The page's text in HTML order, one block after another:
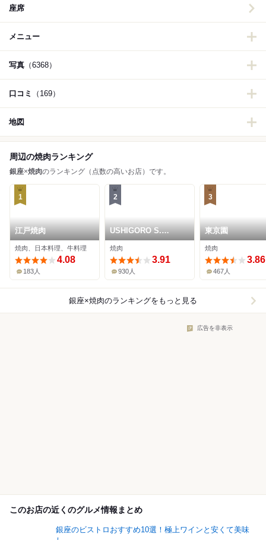
座席
メニュー
写真 （6368）
口コミ （169）
地図
周辺の焼肉ランキング
銀座×焼肉のランキング（点数の高いお店）です。
1
江戸焼肉
焼肉、日本料理、牛料理
4.08
183人
2
USHIGORO S.
GINZA
焼肉
3.91
930人
3
東京園
焼肉
3.86
467人
銀座×焼肉のランキングをもっと見る
広告を非表示
このお店の近くのグルメ情報まとめ
銀座のビストロおすすめ10選！極上ワインと安くて美味